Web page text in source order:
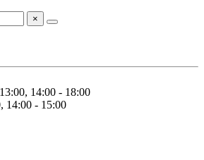
×
14:00 - 18:00
14:00 - 15:00